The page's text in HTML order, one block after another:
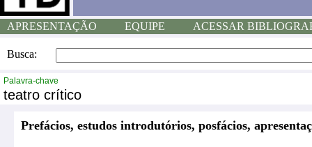
APRESENTAÇÃO EQUIPE ACESSAR
Busca:
Palavra-chave
teatro crítico
Prefácios, estudos introdutórios, posfácios,